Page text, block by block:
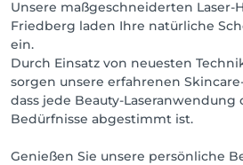
Unsere maßgeschneiderten
Friedberg laden Ihre natürliche
ein.
Durch Einsatz von neuesten
sorgen unsere erfahrenen
dass jede Beauty-Laseranwendung
Bedürfnisse abgestimmt ist.
Genießen Sie unsere persönliche